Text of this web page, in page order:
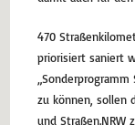
470
priorisiert saniert
zu können, sollen
und Straßen.NRW